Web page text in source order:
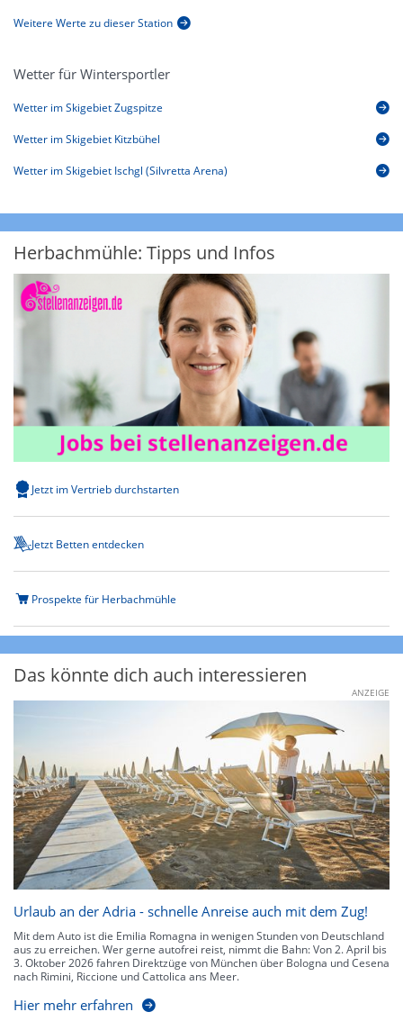
Weitere Werte zu dieser Station
Wetter für Wintersportler
Wetter im Skigebiet Zugspitze
Wetter im Skigebiet Kitzbühel
Wetter im Skigebiet Ischgl (Silvretta Arena)
Herbachmühle: Tipps und Infos
Jetzt im Vertrieb durchstarten
Jetzt Betten entdecken
Prospekte für Herbachmühle
Das könnte dich auch interessieren
ANZEIGE
Urlaub an der Adria - schnelle Anreise auch mit dem Zug!
Mit dem Auto ist die Emilia Romagna in wenigen Stunden von Deutschland
aus zu erreichen. Wer gerne autofrei reist, nimmt die Bahn: Von 2. April bis
3. Oktober 2026 fahren Direktzüge von München über Bologna und Cesena
nach Rimini, Riccione und Cattolica ans Meer.
Hier mehr erfahren